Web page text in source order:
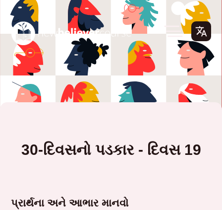
30-દિવસનો પડકાર - દિવસ 19
પ્રાર્થના અને આભાર માનવો